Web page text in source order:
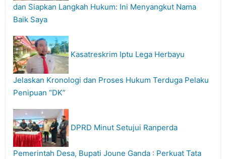
dan Siapkan Langkah Hukum: Ini Menyangkut Nama
Baik Saya
Kasatreskrim Iptu Lega Herbayu
Jelaskan Kronologi dan Proses Hukum Terduga Pelaku
Penipuan “DK”
DPRD Minut Setujui Ranperda
Pemerintah Desa, Bupati Joune Ganda : Perkuat Tata